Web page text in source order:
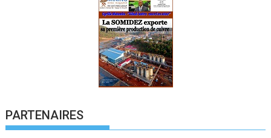
PARTENAIRES